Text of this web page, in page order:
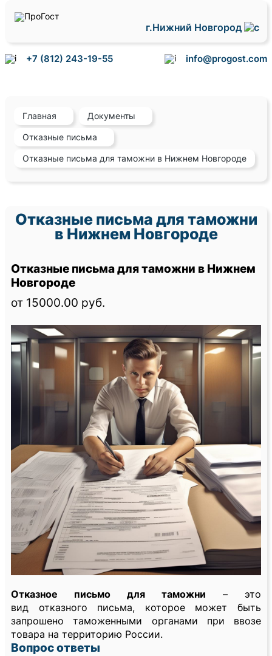
г.Нижний Новгород
+7 (812) 243-19-55 info@progost.com
Главная Документы
Отказные письма
Отказные письма для таможни в Нижнем Новгороде
Отказные письма для таможни
в Нижнем Новгороде
Отказные письма для таможни в Нижнем
Новгороде
от 15000.00 руб.
Отказное письмо для таможни – это
вид отказного письма, которое может быть
запрошено таможенными органами при ввозе
товара на территорию России.
Вопрос ответы